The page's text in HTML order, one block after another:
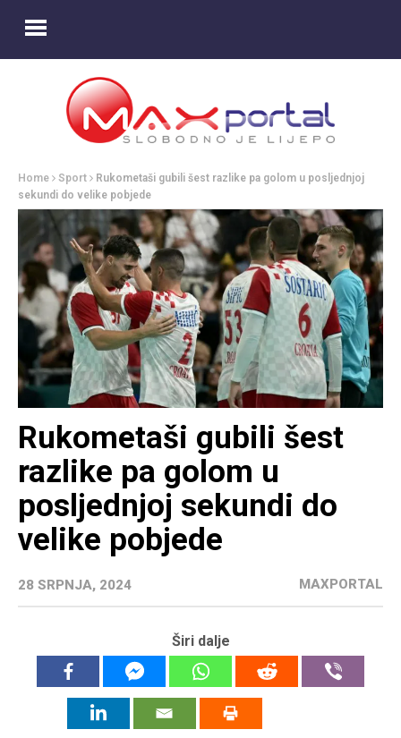
Home Sport
Rukometaši gubili šest razlike pa golom u posljednjoj
sekundi do velike pobjede
Rukometaši gubili šest
razlike pa golom u
posljednjoj sekundi do
velike pobjede
28 SRPNJA, 2024 MAXPORTAL
Širi dalje